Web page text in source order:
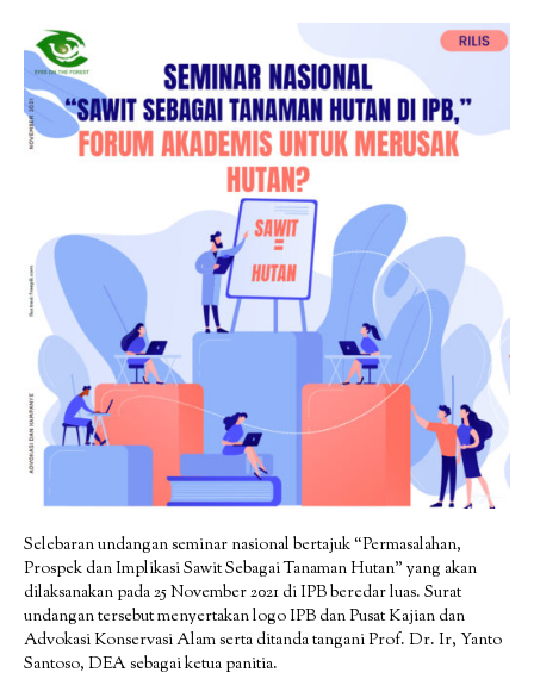
Selebaran undangan seminar nasional bertajuk “Permasalahan,
Prospek dan Implikasi Sawit Sebagai Tanaman Hutan” yang akan
dilaksanakan pada 25 November 2021 di IPB beredar luas. Surat
undangan tersebut menyertakan logo IPB dan Pusat Kajian dan
Advokasi Konservasi Alam serta ditanda tangani Prof. Dr. Ir, Yanto
Santoso, DEA sebagai ketua panitia.